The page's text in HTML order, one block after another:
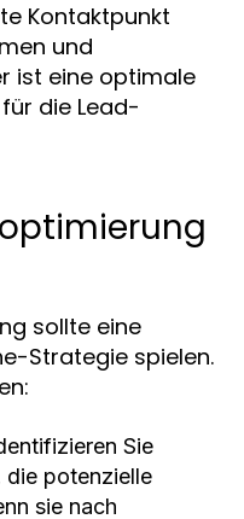
Kontaktpunkt
und
ist eine optimale
die Lead-
sollte eine
Strategie spielen.
Sie
die potenzielle
sie nach